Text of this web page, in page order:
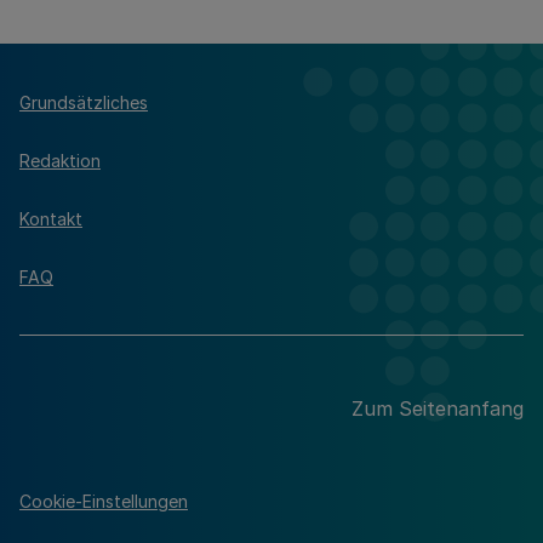
Grundsätzliches
Redaktion
Kontakt
FAQ
Zum Seitenanfang
Cookie-Einstellungen